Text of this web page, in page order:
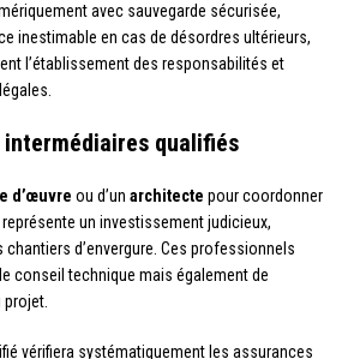
avec sauvegarde sécurisée,
inestimable en cas de désordres ultérieurs,
l’établissement des responsabilités et
intermédiaires qualifiés
d’œuvre ou d’un architecte pour coordonner
un investissement judicieux,
d’envergure. Ces professionnels
conseil technique mais également de
vérifiera systématiquement les assurances